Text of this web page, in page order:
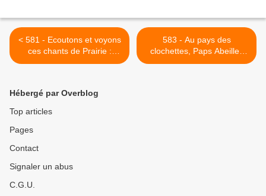
< 581 - Ecoutons et voyons
ces chants de Prairie :
11/08/2021
583 - Au pays des
clochettes, Paps Abeilles
Guêpes et Lézards
Hébergé par Overblog
Top articles
Pages
Contact
Signaler un abus
C.G.U.